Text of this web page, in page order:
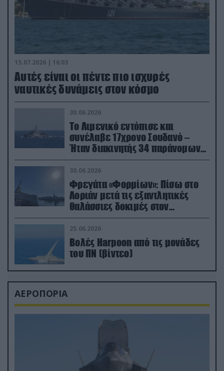
15.07.2026 | 16:03
Aυτές είναι οι πέντε πιο ισχυρές
ναυτικές δυνάμεις στον κόσμο
30.06.2026
Το Λιμενικό εντόπισε και
συνέλαβε 17χρονο Σουδανό –
Ήταν διακινητής 34 παράνομων
μεταναστών
30.06.2026
Φρεγάτα «Φορμίων»: Πίσω στο
Λοριάν μετά τις εξαντλητικές
θαλάσσιες δοκιμές στον
απαιτητικό Βισκαϊκό
25.06.2026
Βολές Harpoon από τις μονάδες
του ΠΝ (βίντεο)
ΑΕΡΟΠΟΡΙΑ